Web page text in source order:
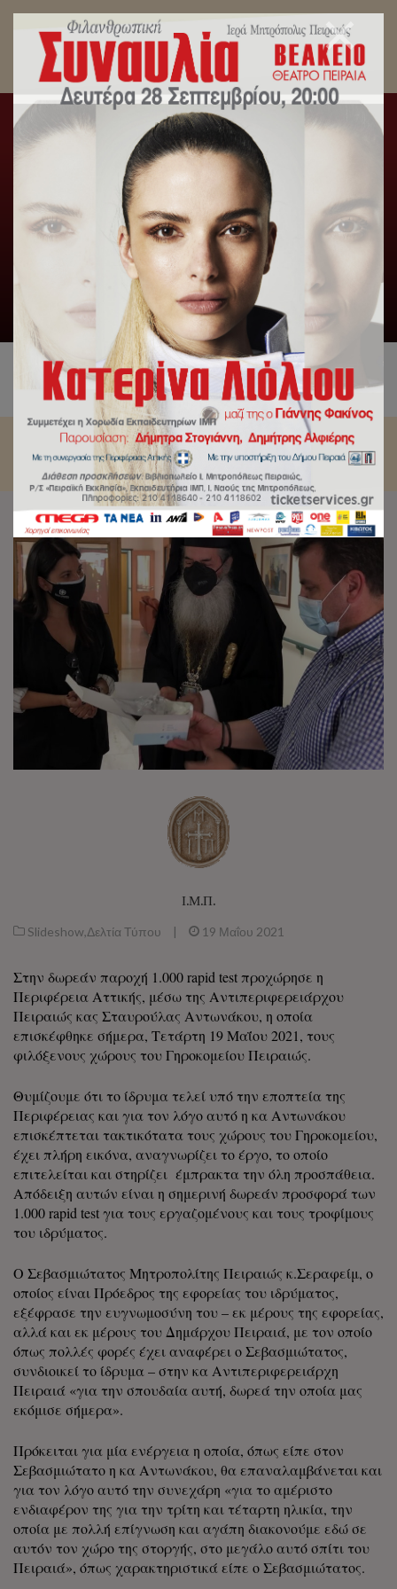
Προσφορά δωρεάν rapid test στο Γηροκομείο
Πειραιώς από την Περιφέρεια Αττικής.
Αρχική Slideshow,Δελτία Τύπου / Προσφορά δωρεάν
rapid test στο Γηροκομείο Πειραιώς από την Περιφέρεια
Αττικής.
Ι.Μ.Π.
Slideshow,Δελτία Τύπου | 19 Μαΐου 2021
Στην δωρεάν παροχή 1.000 rapid test προχώρησε η
Περιφέρεια Αττικής, μέσω της Αντιπεριφερειάρχου
Πειραιώς κας Σταυρούλας Αντωνάκου, η οποία
επισκέφθηκε σήμερα, Τετάρτη 19 Μαΐου 2021, τους
φιλόξενους χώρους του Γηροκομείου Πειραιώς.
Θυμίζουμε ότι το ίδρυμα τελεί υπό την εποπτεία της
Περιφέρειας και για τον λόγο αυτό η κα Αντωνάκου
επισκέπτεται τακτικότατα τους χώρους του Γηροκομείου,
έχει πλήρη εικόνα, αναγνωρίζει το έργο, το οποίο
επιτελείται και στηρίζει έμπρακτα την όλη προσπάθεια.
Απόδειξη αυτών είναι η σημερινή δωρεάν προσφορά των
1.000 rapid test για τους εργαζομένους και τους τροφίμους
του ιδρύματος.
Ο Σεβασμιώτατος Μητροπολίτης Πειραιώς κ.Σεραφείμ, ο
οποίος είναι Πρόεδρος της εφορείας του ιδρύματος,
εξέφρασε την ευγνωμοσύνη του – εκ μέρους της εφορείας,
αλλά και εκ μέρους του Δημάρχου Πειραιά, με τον οποίο
όπως πολλές φορές έχει αναφέρει ο Σεβασμιώτατος,
συνδιοικεί το ίδρυμα – στην κα Αντιπεριφερειάρχη
Πειραιά «για την σπουδαία αυτή, δωρεά την οποία μας
εκόμισε σήμερα».
Πρόκειται για μία ενέργεια η οποία, όπως είπε στον
Σεβασμιώτατο η κα Αντωνάκου, θα επαναλαμβάνεται και
για τον λόγο αυτό την συνεχάρη «για το αμέριστο
ενδιαφέρον της για την τρίτη και τέταρτη ηλικία, την
οποία με πολλή επίγνωση και αγάπη διακονούμε εδώ σε
αυτόν τον χώρο της στοργής, στο μεγάλο αυτό σπίτι του
Πειραιά», όπως χαρακτηριστικά είπε ο Σεβασμιώτατος.